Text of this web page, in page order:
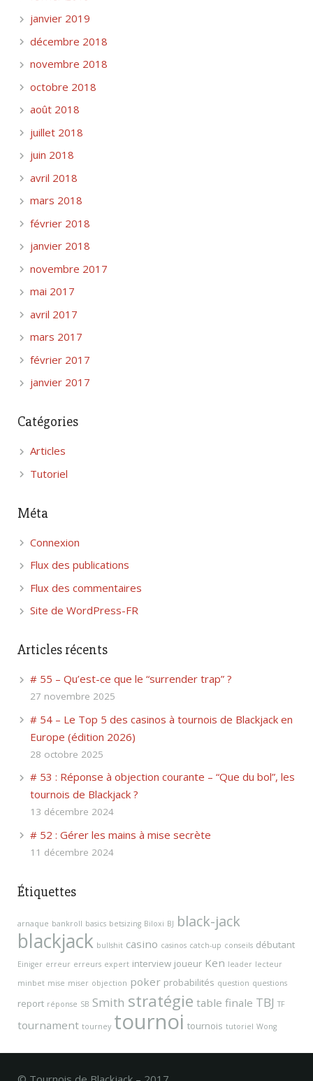
janvier 2019
décembre 2018
novembre 2018
octobre 2018
août 2018
juillet 2018
juin 2018
avril 2018
mars 2018
février 2018
janvier 2018
novembre 2017
mai 2017
avril 2017
mars 2017
février 2017
janvier 2017
Catégories
Articles
Tutoriel
Méta
Connexion
Flux des publications
Flux des commentaires
Site de WordPress-FR
Articles récents
# 55 – Qu’est-ce que le “surrender trap” ?
27 novembre 2025
# 54 – Le Top 5 des casinos à tournois de Blackjack en
Europe (édition 2026)
28 octobre 2025
# 53 : Réponse à objection courante – “Que du bol”, les
tournois de Blackjack ?
13 décembre 2024
# 52 : Gérer les mains à mise secrète
11 décembre 2024
Étiquettes
arnaque bankroll basics betsizing Biloxi BJ black-jack
blackjack bullshit casino casinos catch-up conseils débutant
Einiger erreur erreurs expert interview joueur Ken leader lecteur
minbet mise miser objection poker probabilités question questions
report réponse SB Smith stratégie table finale TBJ TF
tournament tourney tournoi tournois tutoriel Wong